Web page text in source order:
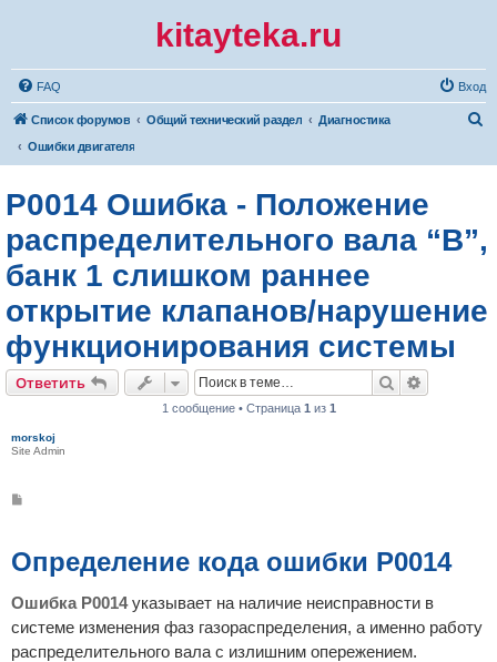
kitayteka.ru
FAQ Вход
Список форумов Общий технический раздел
Диагностика
Ошибки двигателя
P0014 Ошибка - Положение
распределительного вала “B”,
банк 1 слишком раннее
открытие клапанов/нарушение
функционирования системы
Ответить Поиск
1 сообщение • Страница 1 из 1
morskoj
Site Admin
щ
е
е
Определение кода ошибки P0014
Ошибка P0014указывает на наличие неисправности в
системе изменения фаз газораспределения, а именно работу
распределительного вала с излишним опережением.